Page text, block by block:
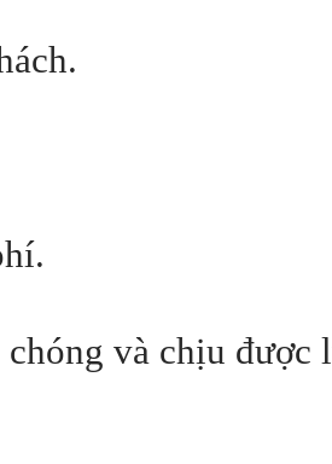
và chịu được